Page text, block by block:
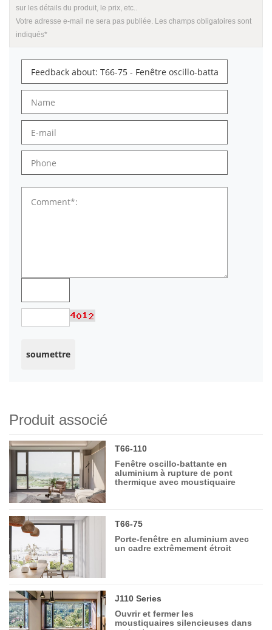
sur les détails du produit, le prix, etc..
Votre adresse e-mail ne sera pas publiée. Les champs obligatoires sont
indiqués*
Produit associé
T66-110
Fenêtre oscillo-battante en
aluminium à rupture de pont
thermique avec moustiquaire
T66-75
Porte-fenêtre en aluminium avec
un cadre extrêmement étroit
J110 Series
Ouvrir et fermer les
moustiquaires silencieuses dans